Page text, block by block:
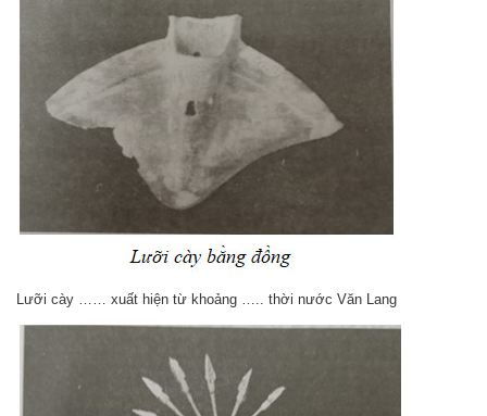
Lưỡi cày …… xuất hiện từ khoảng ….. thời nước Văn Lang